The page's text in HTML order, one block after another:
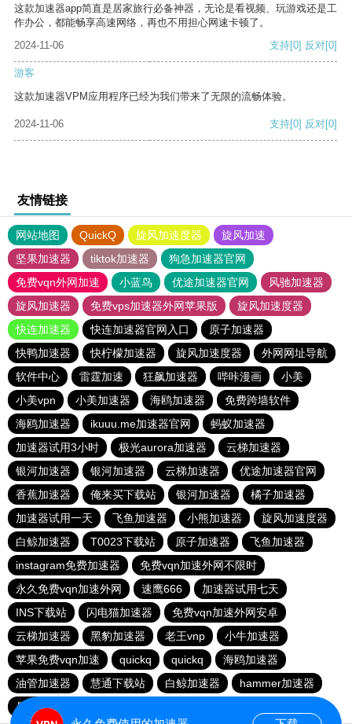
这款加速器app简直是居家旅行必备神器，无论是看视频、玩游戏还是工
作办公，都能畅享高速网络，再也不用担心网速卡顿了。
2024-11-06
支持[0] 反对[0]
游客
这款加速器VPM应用程序已经为我们带来了无限的流畅体验。
2024-11-06 支持[0] 反对[0]
友情链接
网站地图 QuickQ 旋风加速度器
旋风加速
坚果加速器
tiktok加速器
狗急加速器官网
免费vqn外网加速
小蓝鸟 优途加速器官网
风驰加速器
旋风加速器
免费vps加速器外网苹果版
旋风加速度器
快连加速器
快连加速器官网入口
原子加速器
快鸭加速器
快柠檬加速器 旋风加速度器
外网网址导航
软件中心
雷霆加速 狂飙加速器 哔咔漫画
小美
小美vpn
小美加速器 海鸥加速器
免费跨墙软件
海鸥加速器
ikuuu.me加速器官网
蚂蚁加速器
加速器试用3小时
极光aurora加速器
云梯加速器
银河加速器
银河加速器 云梯加速器
优途加速器官网
香蕉加速器
俺来买下载站 银河加速器
橘子加速器
加速器试用一天
飞鱼加速器 小熊加速器
旋风加速度器
白鲸加速器
T0023下载站 原子加速器
飞鱼加速器
instagram免费加速器
免费vqn加速外网不限时
永久免费vqn加速外网
速鹰666
加速器试用七天
INS下载站
闪电猫加速器
免费vqn加速外网安卓
云梯加速器
黑豹加速器 老王vnp
小牛加速器
苹果免费vqn加速
quickq quickq
海鸥加速器
油管加速器
慧通下载站 白鲸加速器
hammer加速器
暴雪加速器vp